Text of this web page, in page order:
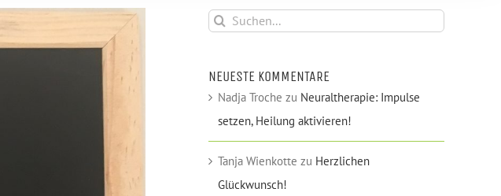
Suche
NEUESTE KOMMENTARE
Nadja Troche zu Neuraltherapie: Impulse
setzen, Heilung aktivieren!
Tanja Wienkotte zu Herzlichen
Glückwunsch!